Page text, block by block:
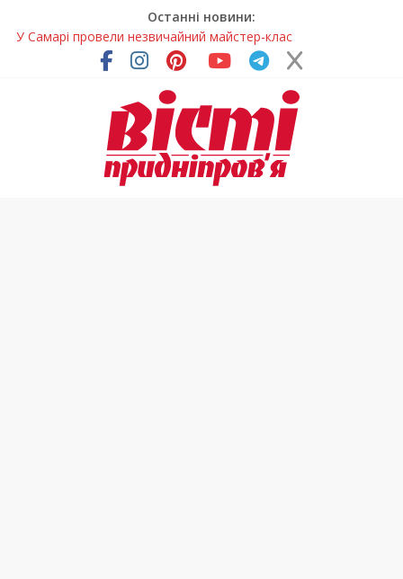
Останні новини:
У Самарі провели незвичайний майстер-клас
Світлові рішення майстрів із Дніпра визнали найкращими в
На Дніпропетровщині ліквідовують аварію на
магістральному водогоні
Спортсменка з Кам’янського встановила рекорд
Дніпропетровщини з пауерліфтингу
На Дніпропетровщині різко зросла кількість пожеж в